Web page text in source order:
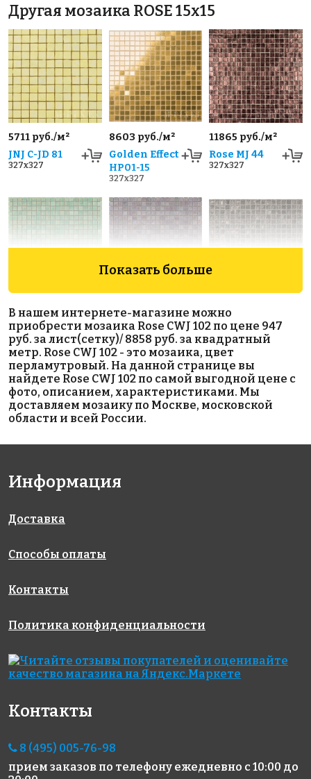
Другая мозаика ROSE 15x15
5711 руб./м²
JNJ C-JD 81
327x327
8603 руб./м²
Golden Effect
HP01-15
327x327
11865 руб./м²
Rose MJ 44
327x327
Rose WJ 25(2)
327x327
Rose WJ 46(2)
327x327
Golden Effect
GD 16037
327x327
8603 руб./м²
Golden Effect
327x327
Rose WMJ
Rose MJ 03
327x327
JNJ C-JA 16
327x327
JNJ IB 59
327x327
Показать больше
В нашем интернете-магазине можно
приобрести мозаика Rose CWJ 102 по цене 947
руб. за лист(сетку)/ 8858 руб. за квадратный
метр. Rose CWJ 102 - это мозаика, цвет
перламутровый. На данной странице вы
найдете Rose CWJ 102 по самой выгодной цене с
фото, описанием, характеристиками. Мы
доставляем мозаику по Москве, московской
области и всей России.
Информация
Доставка
Способы оплаты
Контакты
Политика конфиденциальности
Контакты
8 (495) 005-76-98
прием заказов по телефону ежедневно с 10:00 до